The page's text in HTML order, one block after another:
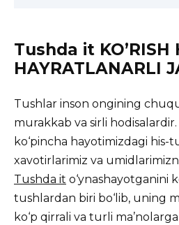
Tushda it KO’RISH
HAYRATLANARLI
Tushlar inson ongining
murakkab va sirli hodisalardir.
ko‘pincha hayotimizdagi his-
xavotirlarimiz va
Tushda it o‘ynashayotganini
tushlardan biri bo‘lib, uning
ko‘p qirrali va turli